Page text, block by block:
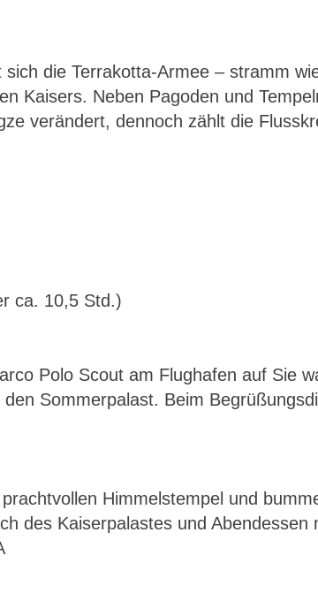
– Stadt – Land – Fluss
die Terrakotta-Armee – stramm
Kaisers. Neben Pagoden und
verändert, dennoch zählt die
ca. 10,5 Std.)
Polo Scout am Flughafen auf Sie
Sommerpalast. Beim
Himmelstempel und
des Kaiserpalastes und